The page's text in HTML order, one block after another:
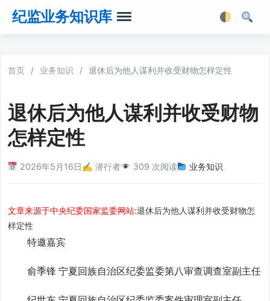
纪监业务知识库
法律法规
首页 / 业务知识 / 退休后为他人谋利并收受财物怎样定性
退休后为他人谋利并收受财物
怎样定性
2026年5月16日✍️ 潜行者 309 次阅读 业务知识
文章来源于中央纪委国家监委网站:退休后为他人谋利并收受财物怎
样定性
特邀嘉宾
俞季锋 宁夏回族自治区纪委监委第八审查调查室副主任